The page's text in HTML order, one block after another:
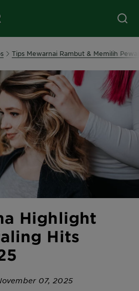
Tips Mewarnai Rambut & Memilih
Highlight
Hits
07, 2025